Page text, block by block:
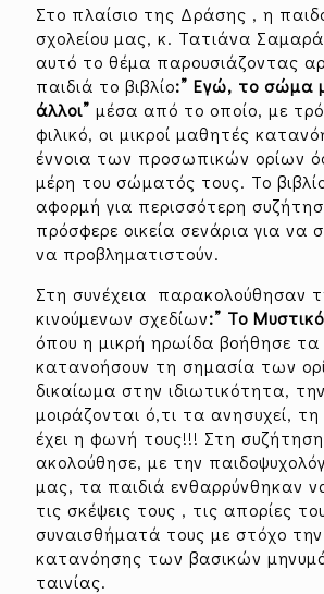
Στο πλαίσιο της Δράσης , η
σχολείου μας, κ. Τατιάνα
αυτό το θέμα παρουσιάζοντας
παιδιά το βιβλίο:” Εγώ, το σώμα
άλλοι” μέσα από το οποίο, με
φιλικό, οι μικροί μαθητές
έννοια των προσωπικών ορίων
μέρη του σώματός τους. Το
αφορμή για περισσότερη
πρόσφερε οικεία σενάρια για να
να προβληματιστούν.
Στη συνέχεια παρακολούθησαν
κινούμενων σχεδίων:” Το
όπου η μικρή ηρωίδα βοήθησε τα
κατανοήσουν τη σημασία των
δικαίωμα στην ιδιωτικότητα,
μοιράζονται ό,τι τα ανησυχεί,
έχει η φωνή τους!!! Στη
ακολούθησε, με την
μας, τα παιδιά ενθαρρύνθηκαν
τις σκέψεις τους , τις απορίες
συναισθήματά τους με στόχο
κατανόησης των βασικών
ταινίας.